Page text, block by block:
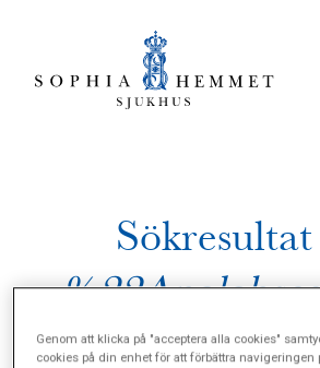
Genom att klicka på "acceptera alla cookies"
cookies på din enhet för att förbättra navigeringen